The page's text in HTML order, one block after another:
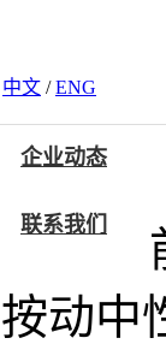
中文 / ENG
企业动态
联系我们
动中